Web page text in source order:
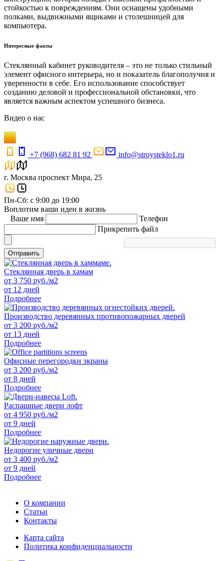
стойкостью к повреждениям. Они оснащены удобными
полками, выдвижными ящиками и столешницей для
компьютера.
Интересные факты
Стеклянный кабинет руководителя – это не только стильный
элемент офисного интерьера, но и показатель благополучия и
уверенности в себе. Его использование способствует
созданию деловой и профессиональной обстановки, что
является важным аспектом успешного бизнеса.
Видео о нас
+7 (968) 682 81 92 info@stroysteklo1.ru
г. Москва проспект Мира, 25
Пн-Сб: с 9:00 до 19:00
Воплотим ваши идеи в жизнь
Ваше имя
Телефон
Прикрепить файл
Отправить
Стеклянная дверь в хамам
от 3 750 руб./м2
от 12 дней
Подробнее
Производство деревянных противопожарных дверей
от 3 200 руб./м2
от 13 дней
Подробнее
Офисные перегородки экраны
от 3 200 руб./м2
от 8 дней
Подробнее
Распашные двери лофт
от 4 950 руб./м2
от 9 дней
Подробнее
Недорогие уличные двери
от 3 400 руб./м2
от 9 дней
Подробнее
О компании
Статьи
Контакты
Карта сайта
Политика конфиденциальности